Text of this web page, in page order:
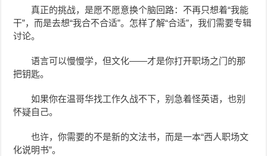
真正的挑战，是愿不愿意换个脑回路：不再只想着“我能
干”，而是去想“我合不合适”。怎样了解“合适”，我们需要专辑
讨论。
语言可以慢慢学，但文化——才是你打开职场之门的那
把钥匙。
如果你在温哥华找工作久战不下，别急着怪英语，也别
怀疑自己。
也许，你需要的不是新的文法书，而是一本“西人职场文
化说明书”。